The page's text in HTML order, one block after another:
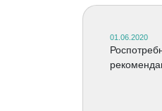
01.06.2020